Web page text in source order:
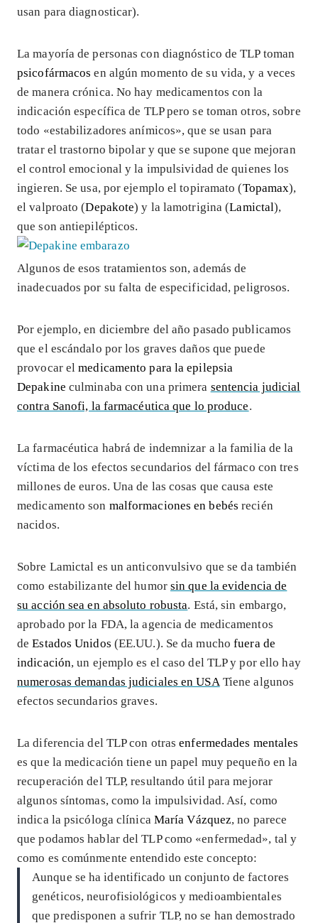
usan para diagnosticar).
La mayoría de personas con diagnóstico de TLP toman
psicofármacos en algún momento de su vida, y a veces
de manera crónica. No hay medicamentos con la
indicación específica de TLP pero se toman otros, sobre
todo «estabilizadores anímicos», que se usan para
tratar el trastorno bipolar y que se supone que mejoran
el control emocional y la impulsividad de quienes los
ingieren. Se usa, por ejemplo el topiramato (Topamax),
el valproato (Depakote) y la lamotrigina (Lamictal),
que son antiepilépticos.
Algunos de esos tratamientos son, además de
inadecuados por su falta de especificidad, peligrosos.
Por ejemplo, en diciembre del año pasado publicamos
que el escándalo por los graves daños que puede
provocar elmedicamento para la epilepsia
Depakine culminaba con una primera sentencia judicial
contra Sanofi, la farmacéutica que lo produce.
La farmacéutica habrá de indemnizar a la familia de la
víctima de los efectos secundarios del fármaco con tres
millones de euros. Una de las cosas que causa este
medicamento son malformaciones en bebés recién
nacidos.
Sobre Lamictal es un anticonvulsivo que se da también
como estabilizante del humor sin que la evidencia de
su acción sea en absoluto robusta. Está, sin embargo,
aprobado por la FDA, la agencia de medicamentos
deEstados Unidos (EE.UU.). Se da muchofuera de
indicación, un ejemplo es el caso del TLP y por ello hay
numerosas demandas judiciales en USA Tiene algunos
efectos secundarios graves.
La diferencia del TLP con otrasenfermedades mentales
es que la medicación tiene un papel muy pequeño en la
recuperación del TLP, resultando útil para mejorar
algunos síntomas, como la impulsividad. Así, como
indica la psicóloga clínica María Vázquez, no parece
que podamos hablar del TLP como «enfermedad», tal y
como es comúnmente entendido este concepto:
Aunque se ha identificado un conjunto de factores
genéticos, neurofisiológicos y medioambientales
que predisponen a sufrir TLP, no se han demostrado